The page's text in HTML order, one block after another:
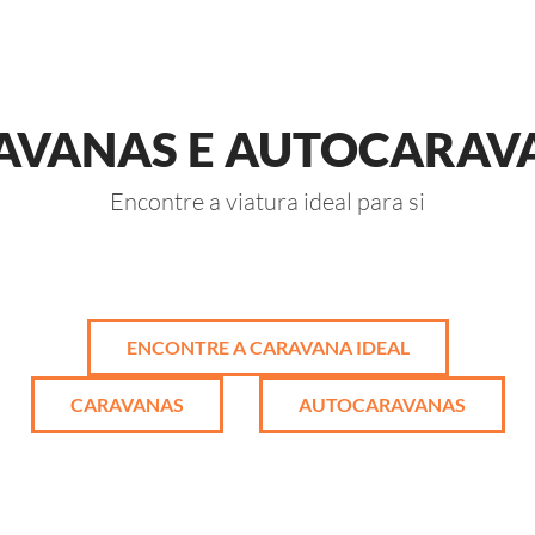
E
Encontre a viatura ideal para si
ENCONTRE A CARAVANA IDEAL
CARAVANAS AUTOCARAVANAS